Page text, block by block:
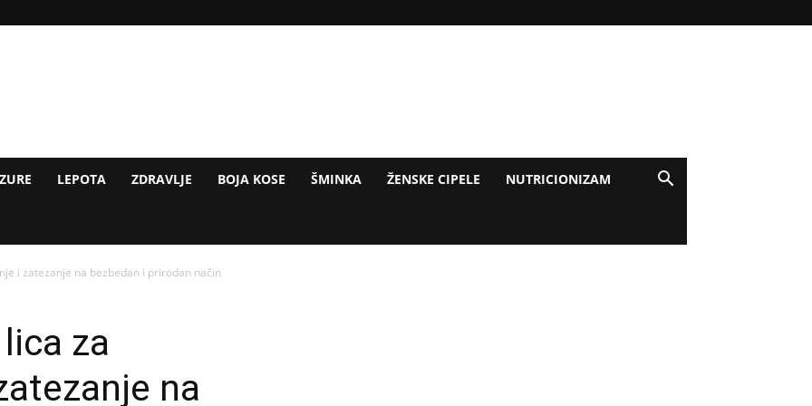
LEPOTA ZDRAVLJE BOJA KOSE ŠMINKA ŽENSKE CIPELE NUTRICIONIZAM
i zatezanje na bezbedan i prirodan način
za
na